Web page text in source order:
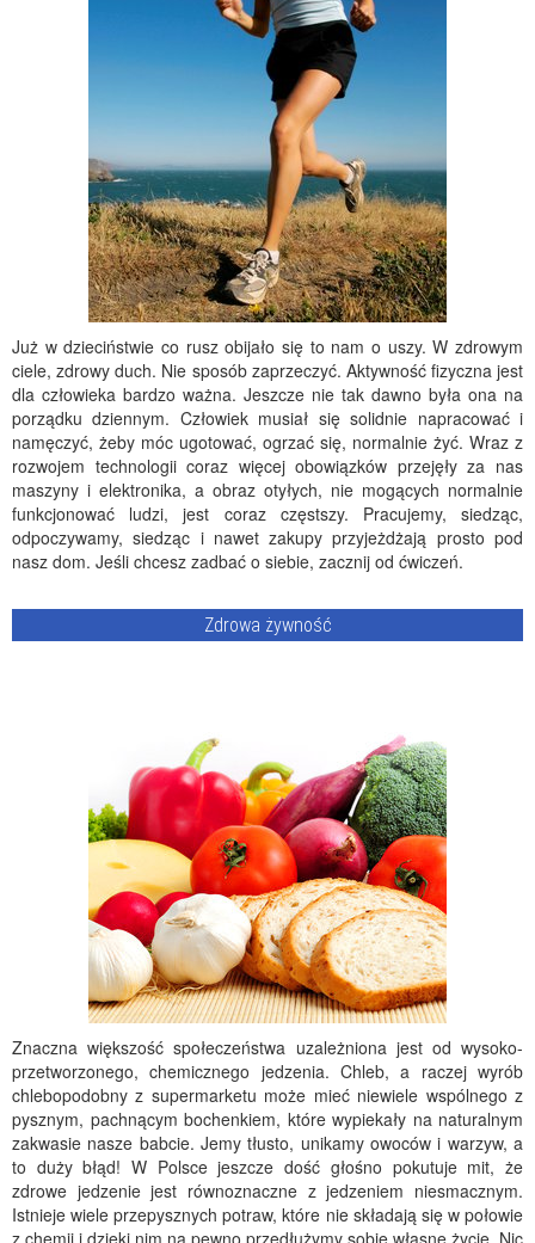
Już w dzieciństwie co rusz obijało się to nam o uszy. W zdrowym
ciele, zdrowy duch. Nie sposób zaprzeczyć. Aktywność fizyczna jest
dla człowieka bardzo ważna. Jeszcze nie tak dawno była ona na
porządku dziennym. Człowiek musiał się solidnie napracować i
namęczyć, żeby móc ugotować, ogrzać się, normalnie żyć. Wraz z
rozwojem technologii coraz więcej obowiązków przejęły za nas
maszyny i elektronika, a obraz otyłych, nie mogących normalnie
funkcjonować ludzi, jest coraz częstszy. Pracujemy, siedząc,
odpoczywamy, siedząc i nawet zakupy przyjeżdżają prosto pod
nasz dom. Jeśli chcesz zadbać o siebie, zacznij od ćwiczeń.
Zdrowa żywność
Znaczna większość społeczeństwa uzależniona jest od wysoko-
przetworzonego, chemicznego jedzenia. Chleb, a raczej wyrób
chlebopodobny z supermarketu może mieć niewiele wspólnego z
pysznym, pachnącym bochenkiem, które wypiekały na naturalnym
zakwasie nasze babcie. Jemy tłusto, unikamy owoców i warzyw, a
to duży błąd! W Polsce jeszcze dość głośno pokutuje mit, że
zdrowe jedzenie jest równoznaczne z jedzeniem niesmacznym.
Istnieje wiele przepysznych potraw, które nie składają się w połowie
z chemii i dzięki nim na pewno przedłużymy sobie własne życie. Nic